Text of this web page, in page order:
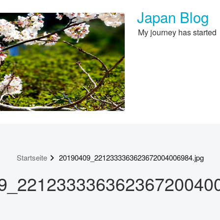
Japan Blog
My journey has started
Startseite 20190409_2212333363623672004006984.jpg